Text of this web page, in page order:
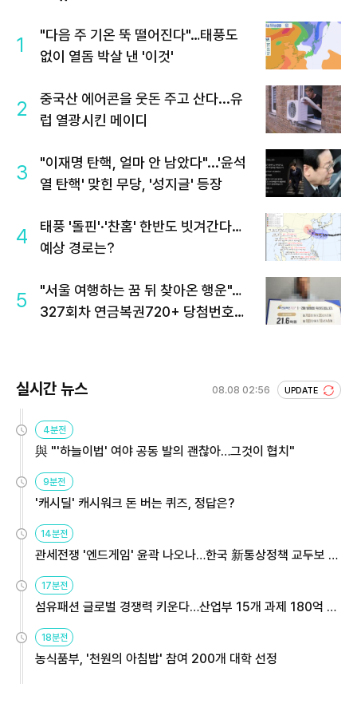
1
"다음 주 기온 뚝 떨어진다"…태풍도
없이 열돔 박살 낸 '이것'
2
중국산 에어콘을 웃돈 주고 산다...유
럽 열광시킨 메이디
3
"이재명 탄핵, 얼마 안 남았다"...'윤석
열 탄핵' 맞힌 무당, '성지글' 등장
4
태풍 '돌핀'·'찬홈' 한반도 빗겨간다…
예상 경로는?
5
"서울 여행하는 꿈 뒤 찾아온 행운"…
327회차 연금복권720+ 당첨번호조
실시간 뉴스 08.08 02:56 UPDATE
4분전
與 "'하늘이법' 여야 공동 발의 괜찮아…그것이 협치"
9분전
'캐시딜' 캐시워크 돈 버는 퀴즈, 정답은?
14분전
관세전쟁 '엔드게임' 윤곽 나오나…한국 新통상정책 교두보 활
17분전
섬유패션 글로벌 경쟁력 키운다…산업부 15개 과제 180억 지
18분전
농식품부, '천원의 아침밥' 참여 200개 대학 선정